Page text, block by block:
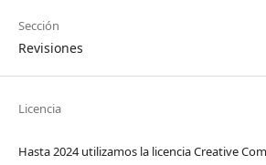
Sección
Revisiones
Licencia
Hasta 2024 utilizamos la licencia Creative